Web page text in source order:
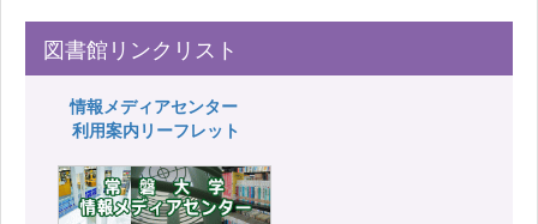
図書館リンクリスト
情報メディアセンター
利用案内リーフレット